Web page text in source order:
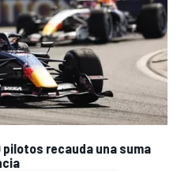
pilotos recauda una suma